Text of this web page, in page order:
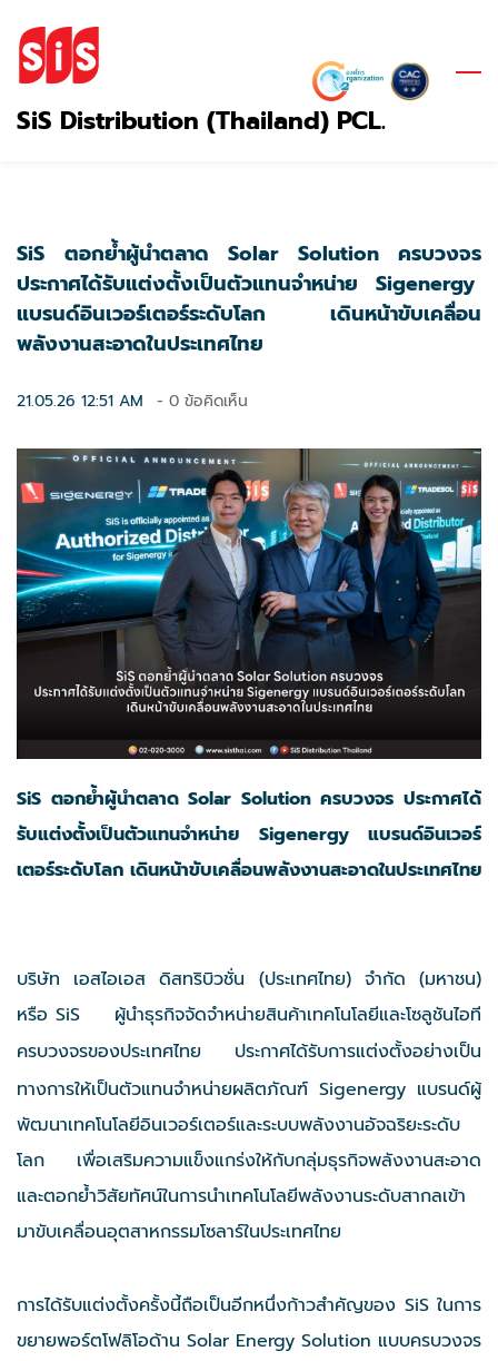
main
content
SiS Distribution (Thailand) PCL.
SiS ตอกย้ำผู้นำตลาด Solar Solution ครบวงจร
ประกาศได้รับแต่งตั้งเป็นตัวแทนจำหน่าย Sigenergy
แบรนด์อินเวอร์เตอร์ระดับโลก เดินหน้าขับเคลื่อน
พลังงานสะอาดในประเทศไทย
21.05.26 12:51 AM - 0 ข้อคิดเห็น
SiS ตอกย้ำผู้นำตลาด Solar Solution ครบวงจร ประกาศได้
รับแต่งตั้งเป็นตัวแทนจำหน่าย Sigenergy แบรนด์อินเวอร์
เตอร์ระดับโลก เดินหน้าขับเคลื่อนพลังงานสะอาดในประเทศไทย
บริษัท เอสไอเอส ดิสทริบิวชั่น (ประเทศไทย) จำกัด (มหาชน)
หรือ SiS
ผู้นำธุรกิจจัดจำหน่ายสินค้าเทคโนโลยีและโซลูชันไอที
ครบวงจรของประเทศไทย
ประกาศได้รับการแต่งตั้งอย่างเป็น
ทางการให้เป็นตัวแทนจำหน่ายผลิตภัณฑ์ Sigenergy แบรนด์ผู้
พัฒนาเทคโนโลยีอินเวอร์เตอร์และระบบพลังงานอัจฉริยะระดับ
โลก เพื่อเสริมความแข็งแกร่งให้กับกลุ่มธุรกิจพลังงานสะอาด
และตอกย้ำวิสัยทัศน์ในการนำเทคโนโลยีพลังงานระดับสากลเข้า
มาขับเคลื่อนอุตสาหกรรมโซลาร์ในประเทศไทย
การได้รับแต่งตั้งครั้งนี้ถือเป็นอีกหนึ่งก้าวสำคัญของ SiS ในการ
ขยายพอร์ตโฟลิโอด้าน Solar Energy Solution แบบครบวงจร